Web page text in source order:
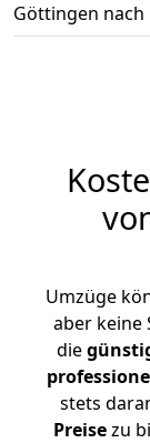
Göttingen nach
Umzüge
aber keine
die
stets
Preisezu